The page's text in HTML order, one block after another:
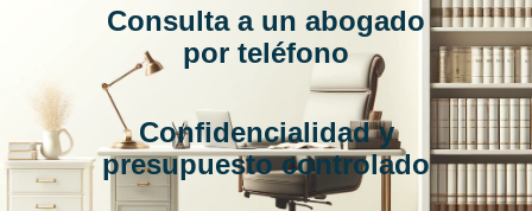
Consulta a un abogado
por teléfono
Confidencialidad y
presupuesto controlado